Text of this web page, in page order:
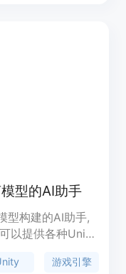
型的AI助手
型构建的AI助手,
以提供各种Unity
、3D资源建议、
游戏引擎